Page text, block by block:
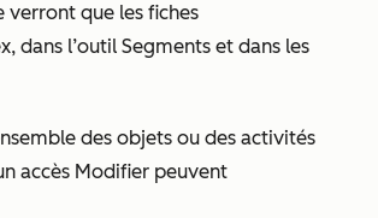
verront que les fiches
dans l’outil Segments et dans les
des objets ou des activités
accès Modifier peuvent